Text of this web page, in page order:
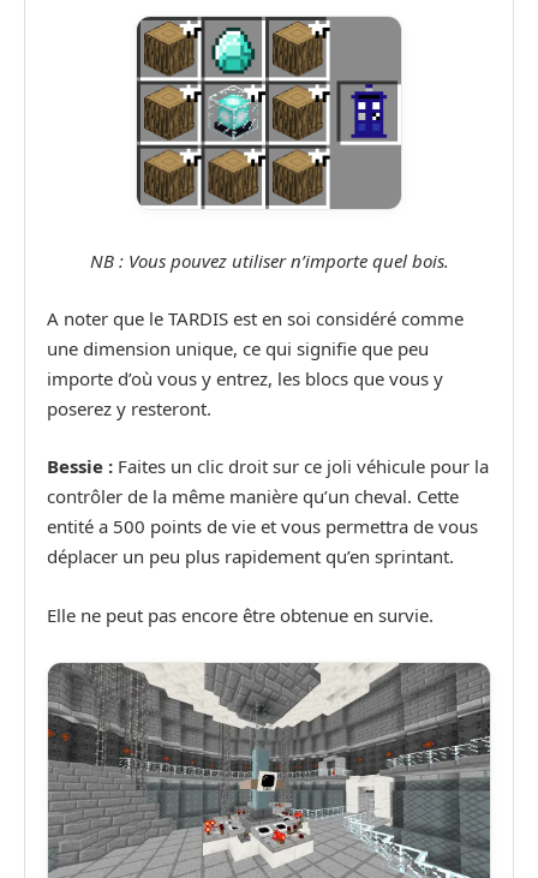
NB : Vous pouvez utiliser n’importe quel bois.
A noter que le TARDIS est en soi considéré comme
une dimension unique, ce qui signifie que peu
importe d’où vous y entrez, les blocs que vous y
poserez y resteront.
Bessie : Faites un clic droit sur ce joli véhicule pour la
contrôler de la même manière qu’un cheval. Cette
entité a 500 points de vie et vous permettra de vous
déplacer un peu plus rapidement qu’en sprintant.
Elle ne peut pas encore être obtenue en survie.